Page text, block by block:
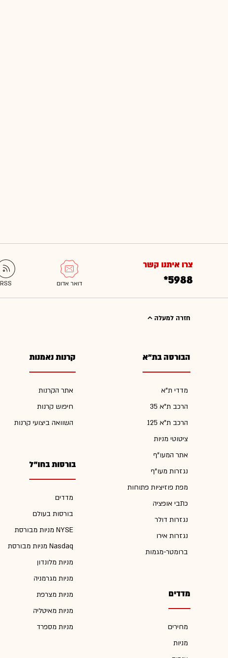
צרו איתנו קשר
*5988
חזרה למעלה
הבורסה בת"א
מדדי ת"א
הרכב ת"א 35
הרכב ת"א 125
ציטוטי מניות
אתר המעו"ף
נגזרות מעו"ף
מפת פוזיציות פתוחות
כתבי אופציה
נגזרות דולר
נגזרות אירו
ברומטר-מגמות
מדדים
מחירים
מניות
קרנות נאמנות
אתר הקרנות
חיפוש קרנות
השוואה ביצועי קרנות
בורסות בחו"ל
מדדים
בורסות בעולם
מניות מבורסת NYSE
מניות מבורסת Nasdaq
מניות מלונדון
מניות מגרמניה
מניות מצרפת
מניות מאיטליה
מניות מספרד